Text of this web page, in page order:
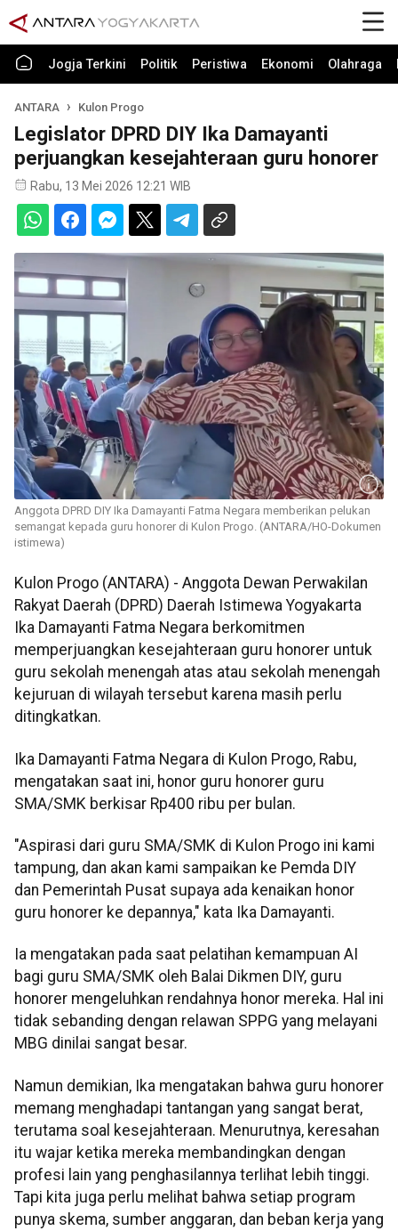
Jogja Terkini Politik Peristiwa Ekonomi Olahraga
ANTARA Kulon Progo
Legislator DPRD DIY Ika Damayanti
perjuangkan kesejahteraan guru honorer
Rabu, 13 Mei 2026 12:21 WIB
Anggota DPRD DIY Ika Damayanti Fatma Negara memberikan pelukan
semangat kepada guru honorer di Kulon Progo. (ANTARA/HO-Dokumen
istimewa)
Kulon Progo (ANTARA) - Anggota Dewan Perwakilan
Rakyat Daerah (DPRD) Daerah Istimewa Yogyakarta
Ika Damayanti Fatma Negara berkomitmen
memperjuangkan kesejahteraan guru honorer untuk
guru sekolah menengah atas atau sekolah menengah
kejuruan di wilayah tersebut karena masih perlu
ditingkatkan.
Ika Damayanti Fatma Negara di Kulon Progo, Rabu,
mengatakan saat ini, honor guru honorer guru
SMA/SMK berkisar Rp400 ribu per bulan.
"Aspirasi dari guru SMA/SMK di Kulon Progo ini kami
tampung, dan akan kami sampaikan ke Pemda DIY
dan Pemerintah Pusat supaya ada kenaikan honor
guru honorer ke depannya," kata Ika Damayanti.
Ia mengatakan pada saat pelatihan kemampuan AI
bagi guru SMA/SMK oleh Balai Dikmen DIY, guru
honorer mengeluhkan rendahnya honor mereka. Hal ini
tidak sebanding dengan relawan SPPG yang melayani
MBG dinilai sangat besar.
Namun demikian, Ika mengatakan bahwa guru honorer
memang menghadapi tantangan yang sangat berat,
terutama soal kesejahteraan. Menurutnya, keresahan
itu wajar ketika mereka membandingkan dengan
profesi lain yang penghasilannya terlihat lebih tinggi.
Tapi kita juga perlu melihat bahwa setiap program
punya skema, sumber anggaran, dan beban kerja yang